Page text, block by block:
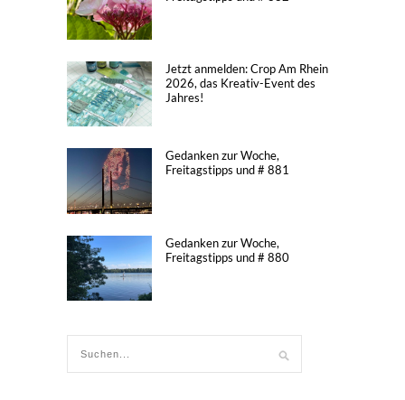
Jetzt anmelden: Crop Am Rhein
2026, das Kreativ-Event des
Jahres!
Gedanken zur Woche,
Freitagstipps und # 881
Gedanken zur Woche,
Freitagstipps und # 880